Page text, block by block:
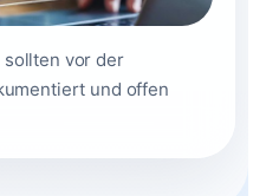
sollten vor der
und offen